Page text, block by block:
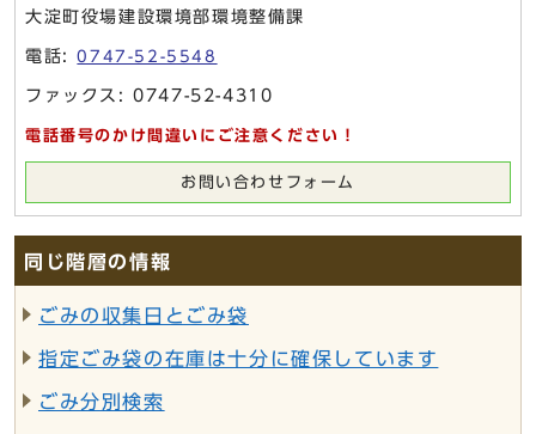
大淀町役場建設環境部環境整備課
電話:0747-52-5548
ファックス: 0747-52-4310
電話番号のかけ間違いにご注意ください！
お問い合わせフォーム
同じ階層の情報
ごみの収集日とごみ袋
指定ごみ袋の在庫は十分に確保しています
ごみ分別検索